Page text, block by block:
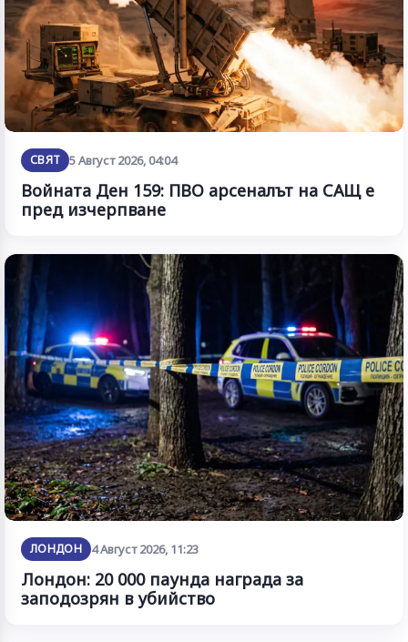
СВЯТ 5 Август 2026, 04:04
Войната Ден 159: ПВО арсеналът на САЩ е
пред изчерпване
ЛОНДОН 4 Август 2026, 11:23
Лондон: 20 000 паунда награда за
заподозрян в убийство